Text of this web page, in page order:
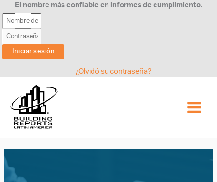
al
contenido
El nombre más confiable en informes de cumplimiento.
¿Olvidó su contraseña?